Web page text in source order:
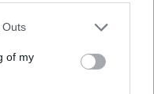
Outs
of my